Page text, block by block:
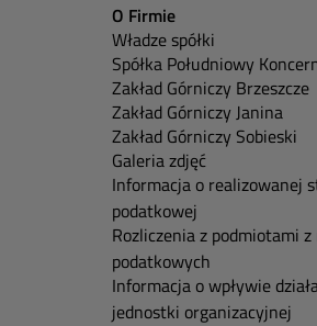
O Firmie
Władze spółki
Spółka Południowy
Zakład Górniczy Brzeszcze
Zakład Górniczy Janina
Zakład Górniczy Sobieski
Galeria zdjęć
Informacja o realizowanej
podatkowej
Rozliczenia z podmiotami
podatkowych
Informacja o wpływie
jednostki organizacyjnej